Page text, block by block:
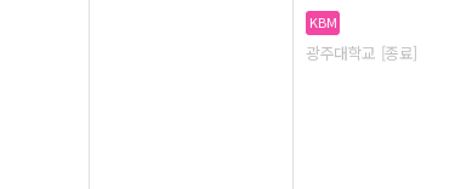
KBM
광주대학교 [종료]